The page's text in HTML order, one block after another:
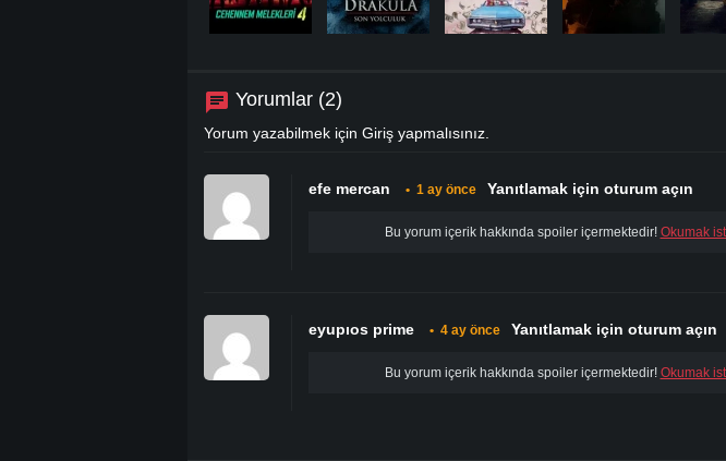
Yorumlar (2)
Yorum yazabilmek için Giriş yapmalısınız.
efe mercan • 1 ay önce Yanıtlamak için oturum açın
Bu yorum içerik hakkında spoiler içermektedir! Okumak
eyupıos prime • 4 ay önce Yanıtlamak için oturum açın
Bu yorum içerik hakkında spoiler içermektedir! Okumak